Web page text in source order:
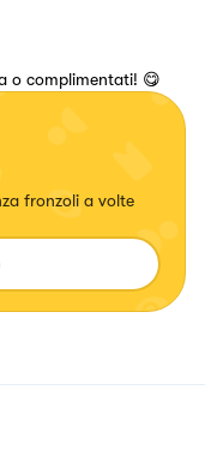
o complimentati! 😋
fronzoli a volte